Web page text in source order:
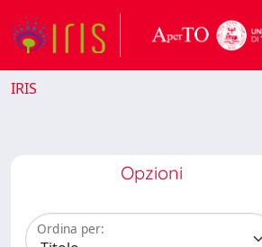
IRIS
Opzioni
Ordina per: